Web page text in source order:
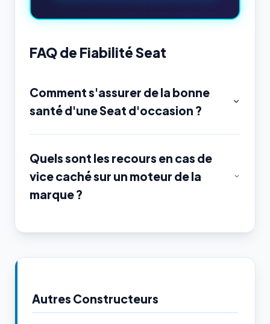
FAQ de Fiabilité Seat
Comment s'assurer de la bonne
santé d'une Seat d'occasion ?
Quels sont les recours en cas de
vice caché sur un moteur de la
marque ?
Autres Constructeurs